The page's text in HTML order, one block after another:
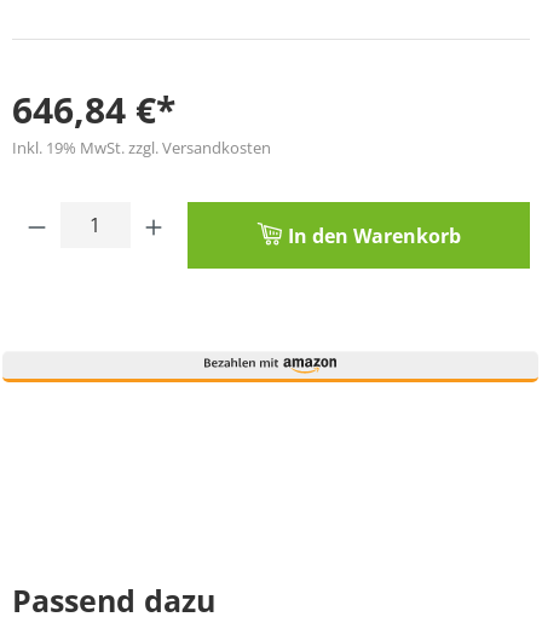
646,84 €*
Inkl. 19% MwSt. zzgl. Versandkosten
Produkt Anzahl: Gib den gewünschten
In den Warenkorb
Passend dazu